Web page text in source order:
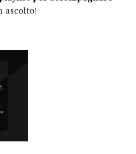
ascolto!